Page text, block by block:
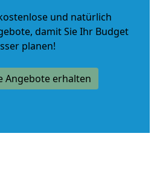
und natürlich
, damit Sie Ihr Budget
planen!
Angebote erhalten